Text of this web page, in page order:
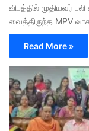
விபத்தில் முதியவர்
வைத்திருந்த MPV
Read More »